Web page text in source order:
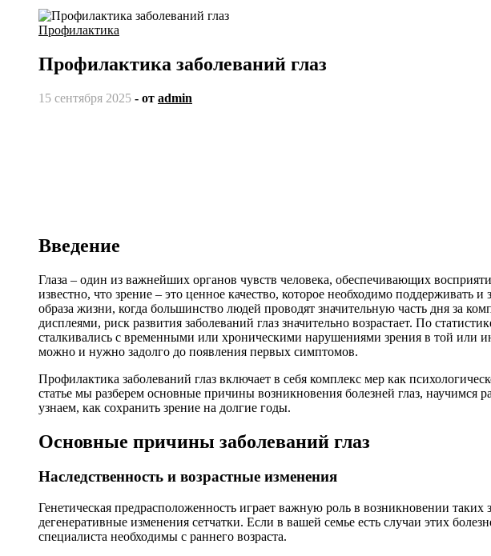
Профилактика
Профилактика заболеваний глаз
15 сентября 2025 - от admin
Введение
Глаза – один из важнейших органов чувств человека, обеспечивающих
известно, что зрение – это ценное качество, которое необходимо поддерживать
образа жизни, когда большинство людей проводят значительную часть дня за
дисплеями, риск развития заболеваний глаз значительно возрастает. По
сталкивались с временными или хроническими нарушениями зрения в той или
можно и нужно задолго до появления первых симптомов.
Профилактика заболеваний глаз включает в себя комплекс мер как
статье мы разберем основные причины возникновения болезней глаз, научимся
узнаем, как сохранить зрение на долгие годы.
Основные причины заболеваний глаз
Наследственность и возрастные изменения
Генетическая предрасположенность играет важную роль в возникновении таких
дегенеративные изменения сетчатки. Если в вашей семье есть случаи этих
специалиста необходимы с раннего возраста.